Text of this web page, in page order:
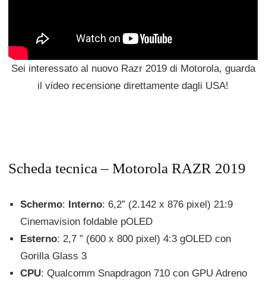
Sei interessato al nuovo Razr 2019 di Motorola, guarda
il video recensione direttamente dagli USA!
Scheda tecnica – Motorola RAZR 2019
Schermo: Interno: 6,2” (2.142 x 876 pixel) 21:9
Cinemavision foldable pOLED
Esterno: 2,7 ” (600 x 800 pixel) 4:3 gOLED con
Gorilla Glass 3
CPU: Qualcomm Snapdragon 710 con GPU Adreno